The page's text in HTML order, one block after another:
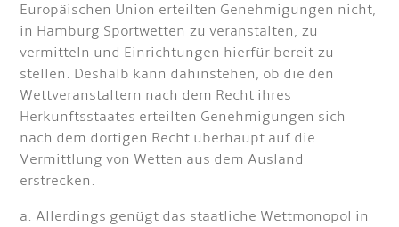
Europäischen Union erteilten Genehmigungen nicht,
in Hamburg Sportwetten zu veranstalten, zu
vermitteln und Einrichtungen hierfür bereit zu
stellen. Deshalb kann dahinstehen, ob die den
Wettveranstaltern nach dem Recht ihres
Herkunftsstaates erteilten Genehmigungen sich
nach dem dortigen Recht überhaupt auf die
Vermittlung von Wetten aus dem Ausland
erstrecken.
a. Allerdings genügt das staatliche Wettmonopol in